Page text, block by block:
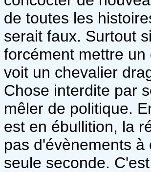
de toutes les
serait faux. Surtout
forcément mettre
voit un chevalier
Chose interdite par
mêler de politique.
est en ébullition, la
pas d'évènements
seule seconde.